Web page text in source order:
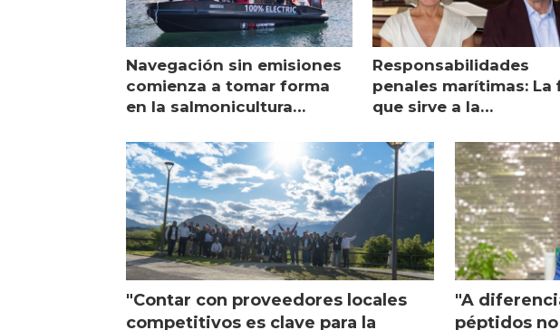
Navegación sin emisiones
comienza a tomar forma
en la salmonicultura
Responsabilidades
penales marítimas: La
que sirve a la
visión
"Contar con proveedores locales
competitivos es clave para la
"A
péptidos